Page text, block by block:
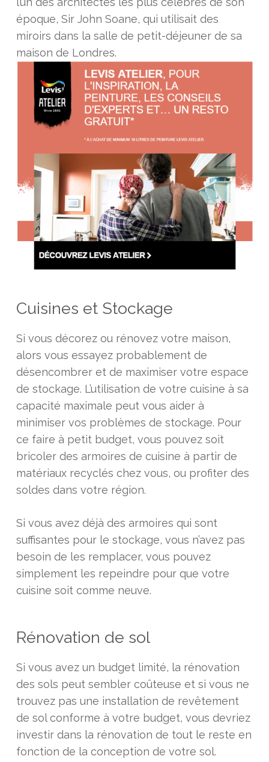
époque, Sir John Soane, qui utilisait des
miroirs dans la salle de petit-déjeuner de sa
maison de Londres.
Cuisines et Stockage
Si vous décorez ou rénovez votre maison,
alors vous essayez probablement de
désencombrer et de maximiser votre espace
de stockage. L’utilisation de votre cuisine à sa
capacité maximale peut vous aider à
minimiser vos problèmes de stockage. Pour
ce faire à petit budget, vous pouvez soit
bricoler des armoires de cuisine à partir de
matériaux recyclés chez vous, ou profiter des
soldes dans votre région.
Si vous avez déjà des armoires qui sont
suffisantes pour le stockage, vous n’avez pas
besoin de les remplacer, vous pouvez
simplement les repeindre pour que votre
cuisine soit comme neuve.
Rénovation de sol
Si vous avez un budget limité, la rénovation
des sols peut sembler coûteuse et si vous ne
trouvez pas une installation de revêtement
de sol conforme à votre budget, vous devriez
investir dans la rénovation de tout le reste en
fonction de la conception de votre sol.